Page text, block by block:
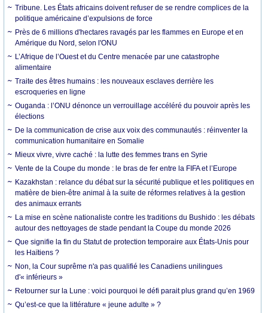
Tribune. Les États africains doivent refuser de se rendre complices de la
politique américaine d’expulsions de force
Près de 6 millions d'hectares ravagés par les flammes en Europe et en
Amérique du Nord, selon l'ONU
L’Afrique de l’Ouest et du Centre menacée par une catastrophe
alimentaire
Traite des êtres humains : les nouveaux esclaves derrière les
escroqueries en ligne
Ouganda : l’ONU dénonce un verrouillage accéléré du pouvoir après les
élections
De la communication de crise aux voix des communautés : réinventer la
communication humanitaire en Somalie
Mieux vivre, vivre caché : la lutte des femmes trans en Syrie
Vente de la Coupe du monde : le bras de fer entre la FIFA et l’Europe
Kazakhstan : relance du débat sur la sécurité publique et les politiques en
matière de bien-être animal à la suite de réformes relatives à la gestion
des animaux errants
La mise en scène nationaliste contre les traditions du Bushido : les débats
autour des nettoyages de stade pendant la Coupe du monde 2026
Que signifie la fin du Statut de protection temporaire aux États-Unis pour
les Haïtiens ?
Non, la Cour suprême n'a pas qualifié les Canadiens unilingues
d'« inférieurs »
Retourner sur la Lune : voici pourquoi le défi parait plus grand qu’en 1969
Qu’est-ce que la littérature « jeune adulte » ?